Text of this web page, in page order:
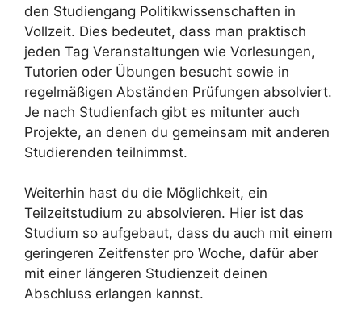
den Studiengang Politikwissenschaften in
Vollzeit. Dies bedeutet, dass man praktisch
jeden Tag Veranstaltungen wie Vorlesungen,
Tutorien oder Übungen besucht sowie in
regelmäßigen Abständen Prüfungen absolviert.
Je nach Studienfach gibt es mitunter auch
Projekte, an denen du gemeinsam mit anderen
Studierenden teilnimmst.
Weiterhin hast du die Möglichkeit, ein
Teilzeitstudium zu absolvieren. Hier ist das
Studium so aufgebaut, dass du auch mit einem
geringeren Zeitfenster pro Woche, dafür aber
mit einer längeren Studienzeit deinen
Abschluss erlangen kannst.